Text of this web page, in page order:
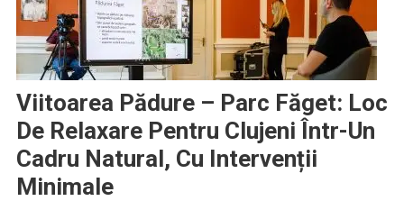
Viitoarea Pădure – Parc Făget: Loc
De Relaxare Pentru Clujeni Într-Un
Cadru Natural, Cu Intervenții
Minimale